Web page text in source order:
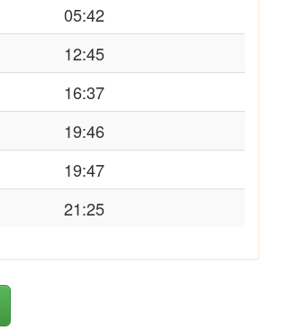
05:42
12:45
16:37
19:46
19:47
21:25